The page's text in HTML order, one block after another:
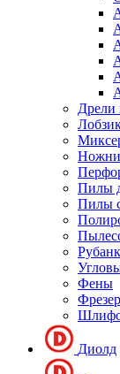
Дрели
Пилы
Пилы
Фены
Диолд